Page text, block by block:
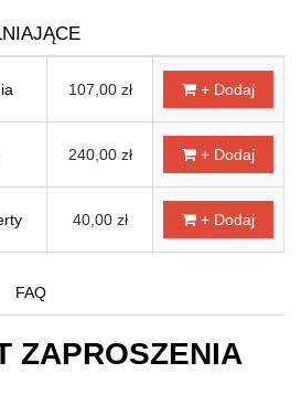
107,00 zł + Dodaj
240,00 zł + Dodaj
40,00 zł + Dodaj
FAQ
ZAPROSZENIA